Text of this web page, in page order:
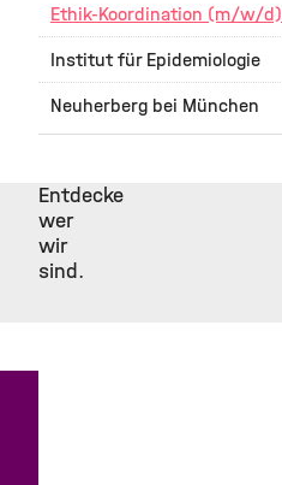
Ethik-Koordination (m/w/d)
Institut für Epidemiologie
Neuherberg bei München
Entdecke
wer
wir
sind.